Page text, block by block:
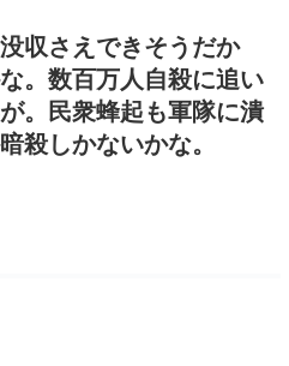
収さえできそうだか
。数百万人自殺に追い
。民衆蜂起も軍隊に潰
殺しかないかな。